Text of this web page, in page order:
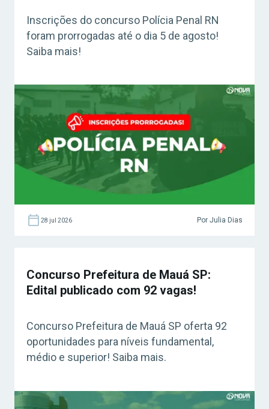
Inscrições do concurso Polícia Penal RN
foram prorrogadas até o dia 5 de agosto!
Saiba mais!
28 jul 2026 Por Julia Dias
Concurso Prefeitura de Mauá SP:
Edital publicado com 92 vagas!
Concurso Prefeitura de Mauá SP oferta 92
oportunidades para níveis fundamental,
médio e superior! Saiba mais.